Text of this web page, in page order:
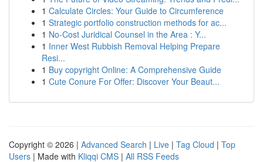
1 Calculate Circles: Your Guide to Circumference
1 Strategic portfolio construction methods for ac...
1 No-Cost Juridical Counsel in the Area : Y...
1 Inner West Rubbish Removal Helping Prepare
Resi...
1 Buy copyright Online: A Comprehensive Guide
1 Cute Conure For Offer: Discover Your Beaut...
Copyright © 2026 | Advanced Search | Live | Tag Cloud | Top
Users | Made with Kliqqi CMS | All RSS Feeds